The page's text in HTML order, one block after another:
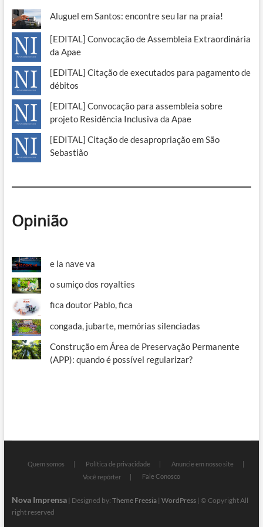
Aluguel em Santos: encontre seu lar na praia!
[EDITAL] Convocação de Assembleia Extraordinária
da Apae
[EDITAL] Citação de executados para pagamento de
débitos
[EDITAL] Convocação para assembleia sobre
projeto Residência Inclusiva da Apae
[EDITAL] Citação de desapropriação em São
Sebastião
Opinião
e la nave va
o sumiço dos royalties
fica doutor Pablo, fica
congada, jubarte, memórias silenciadas
Construção em Área de Preservação Permanente
(APP): quando é possível regularizar?
Quem somos Política de privacidade
Anuncie em nosso site
Você repórter
Fale Conosco
Nova Imprensa| Designed by: Theme Freesia| WordPress| © Copyright All
right reserved